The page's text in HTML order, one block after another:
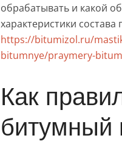
обрабатывать и какой
характеристики
https://bitumizol.ru/
bitumnye/praymery-
Как
битумный